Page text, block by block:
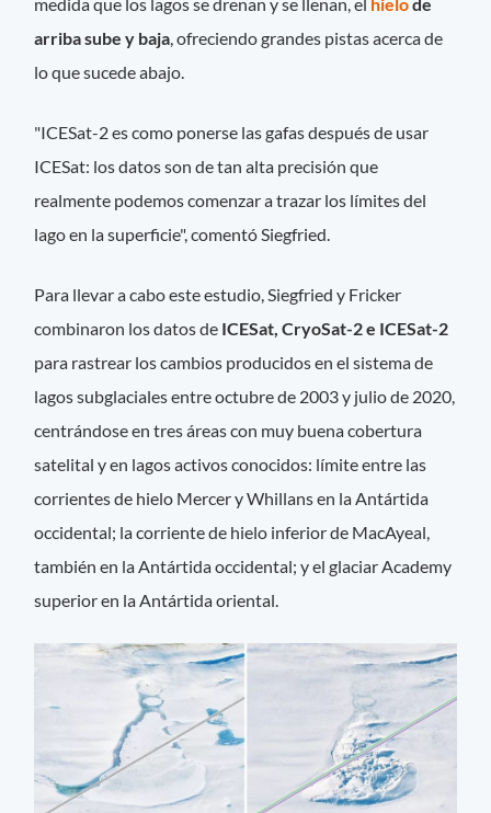
arriba sube y baja , ofreciendo grandes pistas acerca de
lo que sucede abajo.
"ICESat-2 es como ponerse las gafas después de usar
ICESat: los datos son de tan alta precisión que
realmente podemos comenzar a trazar los límites del
lago en la superficie", comentó Siegfried.
Para llevar a cabo este estudio, Siegfried y Fricker
combinaron los datos de ICESat, CryoSat-2 e ICESat-2
para rastrear los cambios producidos en el sistema de
lagos subglaciales entre octubre de 2003 y julio de 2020,
centrándose en tres áreas con muy buena cobertura
satelital y en lagos activos conocidos: límite entre las
corrientes de hielo Mercer y Whillans en la Antártida
occidental; la corriente de hielo inferior de MacAyeal,
también en la Antártida occidental; y el glaciar Academy
superior en la Antártida oriental.